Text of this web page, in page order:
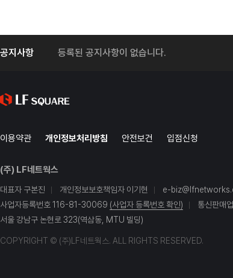
공지사항 등록된 공지사항이 없습니다.
이용약관 개인정보처리방침 안전보건 입점신청
(주) LF네트웍스
대표자 구본진 개인정보보호책임자 이기현 e-
사업자등록번호 116-81-30069 (사업자 등록번호 확인)
통신판매
서울 강남구 논현로 323(역삼동, MTU 빌딩)
COPYRIGHT © (주)LF네트웍스. ALL RIGHTS RESERVED.